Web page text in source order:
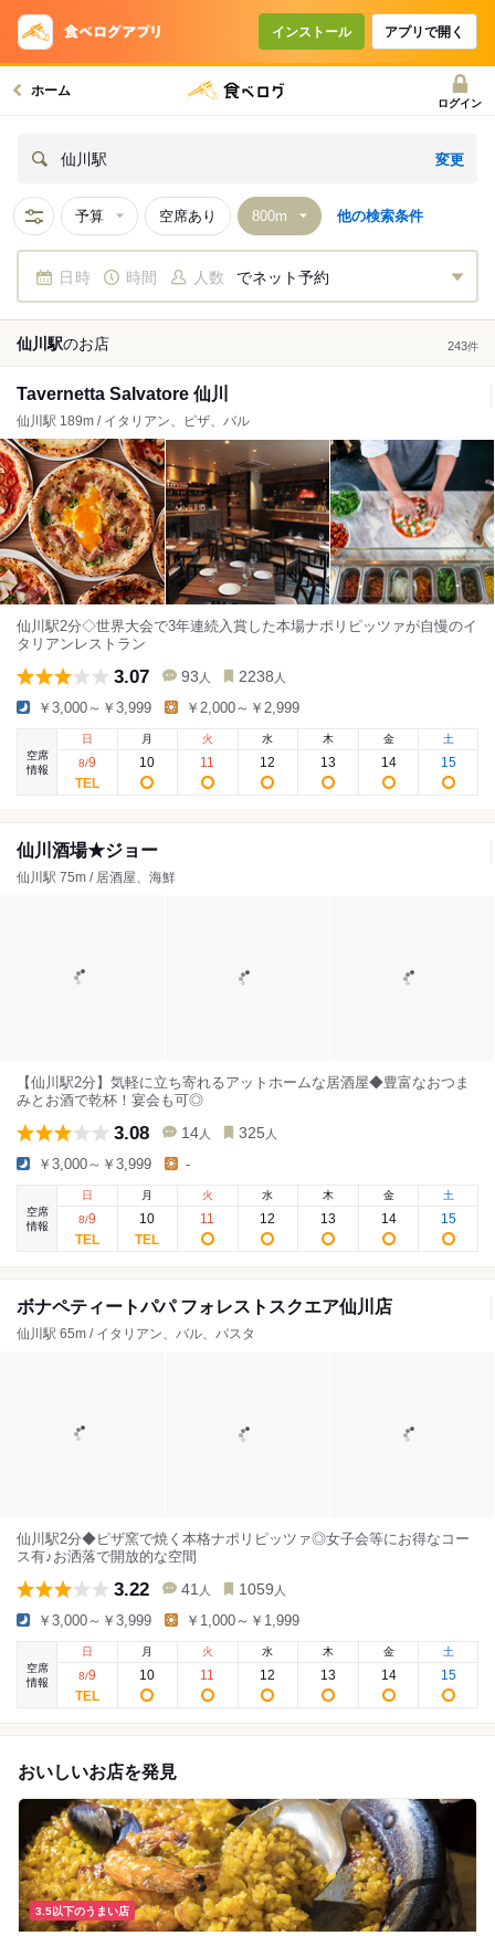
インストール アプリで開く
ホーム
ログイン
仙川駅 変更
予算 空席あり 他の検索条件
日時 時間 人数 でネット予約
仙川駅のお店 243件
Tavernetta Salvatore 仙川
仙川駅 189m / イタリアン、ピザ、バル
仙川駅2分◇世界大会で3年連続入賞した本場ナポリピッツァが自慢のイ
タリアンレストラン
3.07 93 人 2238 人
￥3,000～￥3,999 ￥2,000～￥2,999
空席
情報
日
8/9
月
10
火
11
水
12
木
13
金
14
土
15
仙川酒場★ジョー
仙川駅 75m / 居酒屋、海鮮
【仙川駅2分】気軽に立ち寄れるアットホームな居酒屋◆豊富なおつま
みとお酒で乾杯！宴会も可◎
3.08 14 人 325 人
￥3,000～￥3,999 -
空席
情報
日
8/9
月
10
火
11
水
12
木
13
金
14
土
15
ボナペティートパパ フォレストスクエア仙川店
仙川駅 65m / イタリアン、バル、パスタ
仙川駅2分◆ピザ窯で焼く本格ナポリピッツァ◎女子会等にお得なコー
ス有♪お洒落で開放的な空間
3.22 41 人 1059 人
￥3,000～￥3,999 ￥1,000～￥1,999
空席
情報
日
8/9
月
10
火
11
水
12
木
13
金
14
土
15
おいしいお店を発見
3.5以下のうまい店